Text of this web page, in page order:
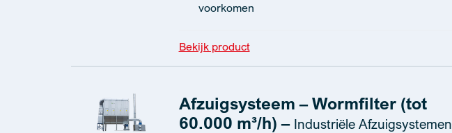
voorkomen
Bekijk product
Afzuigsysteem – Wormfilter (tot
60.000 m³/h) – Industriële Afzuigsystemen